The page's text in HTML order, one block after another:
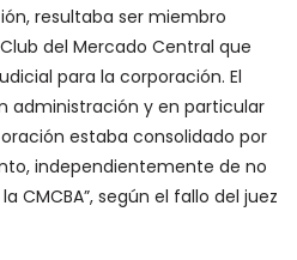
resultaba ser miembro
del Mercado Central que
para la corporación. El
administración y en particular
estaba consolidado por
independientemente de no
CMCBA”, según el fallo del juez